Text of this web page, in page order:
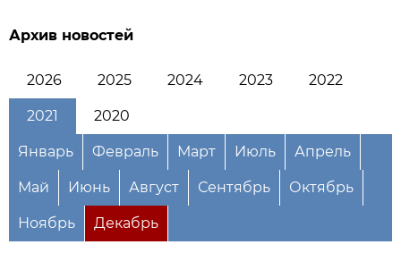
Архив новостей
2026 2025 2024 2023 2022
2021 2020
Январь Февраль Март Июль Апрель
Май Июнь Август Сентябрь Октябрь
Ноябрь Декабрь